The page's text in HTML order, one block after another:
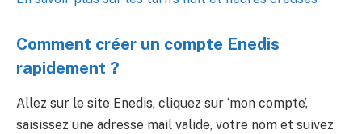
Comment créer un compte Enedis
rapidement ?
Allez sur le site Enedis, cliquez sur ‘mon compte’,
saisissez une adresse mail valide, votre nom et suivez